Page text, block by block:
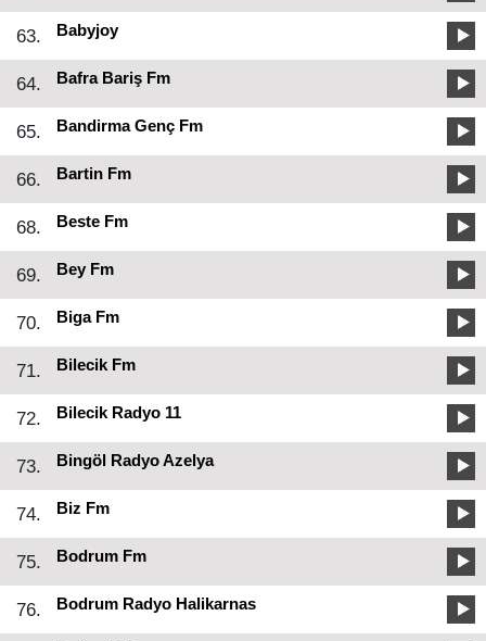
63. Babyjoy
64. Bafra Bariş Fm
65. Bandirma Genç Fm
66. Bartin Fm
68. Beste Fm
69. Bey Fm
70. Biga Fm
71. Bilecik Fm
72. Bilecik Radyo 11
73. Bingöl Radyo Azelya
74. Biz Fm
75. Bodrum Fm
76. Bodrum Radyo Halikarnas